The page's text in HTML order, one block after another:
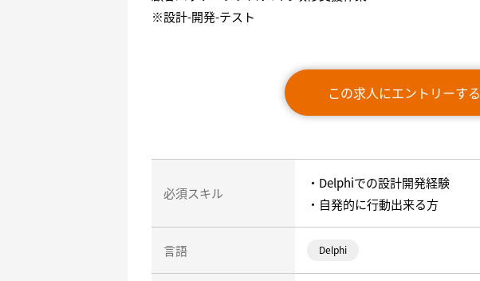
※設計-開発-テスト
この求人にエントリーする
必須スキル
・Delphiでの設計開発経験
・自発的に行動出来る方
言語 Delphi